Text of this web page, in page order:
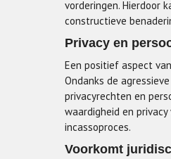
vorderingen. Hierdoor
constructieve
Privacy en
Een positief aspect
Ondanks de
privacyrechten en
waardigheid en
incassoproces.
Voorkomt